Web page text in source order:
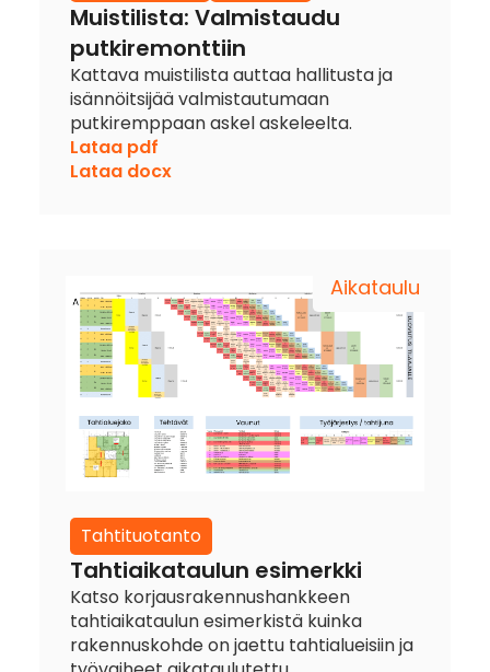
Muistilista: Valmistaudu
putkiremonttiin
Kattava muistilista auttaa hallitusta ja
isännöitsijää valmistautumaan
putkiremppaan askel askeleelta.
Lataa pdf
Lataa docx
Aikataulu
Tahtituotanto
Tahtiaikataulun esimerkki
Katso korjausrakennushankkeen
tahtiaikataulun esimerkistä kuinka
rakennuskohde on jaettu tahtialueisiin ja